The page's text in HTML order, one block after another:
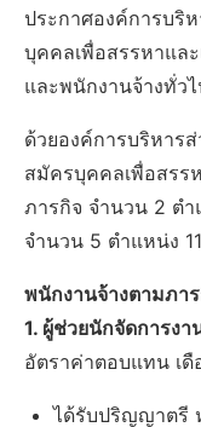
ประกาศองค์การบริ
บุคคลเพื่อสรรหาแล
และพนักงานจ้างทั่ว
ด้วยองค์การบริหาร
สมัครบุคคลเพื่อสรร
ภารกิจ จํานวน 2 ตํ
จํานวน 5 ตำแหน่ง
พนักงานจ้างตามภา
1. ผู้ช่วยนักจัดการง
อัตราค่าตอบแทน เ
ได้รับปริญญาตรี